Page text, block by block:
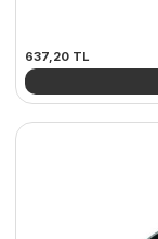
637,20 TL